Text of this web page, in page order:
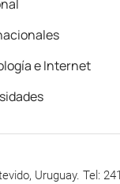
e Internet
Uruguay. Tel: